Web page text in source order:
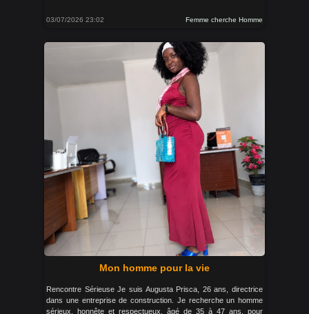
03/07/2026 23:02 Femme cherche Homme
Mon homme pour la vie
Rencontre Sérieuse Je suis Augusta Prisca, 26 ans, directrice
dans une entreprise de construction. Je recherche un homme
sérieux, honnête et respectueux, âgé de 35 à 47 ans, pour